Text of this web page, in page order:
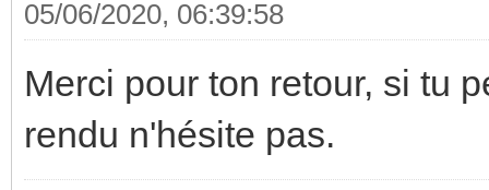
05/06/2020, 06:39:58
Merci pour ton retour, si tu
rendu n'hésite pas.